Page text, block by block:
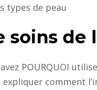
types de peau
soins de
POURQUOI
expliquer comment